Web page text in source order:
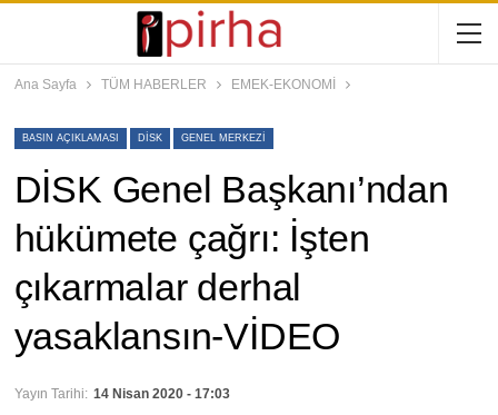
Ana Sayfa TÜM HABERLER EMEK-EKONOMİ
BASIN AÇIKLAMASI DISK GENEL MERKEZI
DİSK Genel Başkanı’ndan
hükümete çağrı: İşten
çıkarmalar derhal
yasaklansın-VİDEO
Yayın Tarihi: 14 Nisan 2020 - 17:03